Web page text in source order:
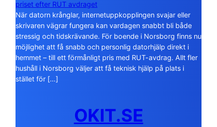
priset efter RUT avdraget
När datorn krånglar, internetuppkopplingen svajar eller
skrivaren vägrar fungera kan vardagen snabbt bli både
stressig och tidskrävande. För boende i Norsborg finns nu
möjlighet att få snabb och personlig datorhjälp direkt i
hemmet – till ett förmånligt pris med RUT-avdrag. Allt fler
hushåll i Norsborg väljer att få teknisk hjälp på plats i
stället för […]
OKIT.SE